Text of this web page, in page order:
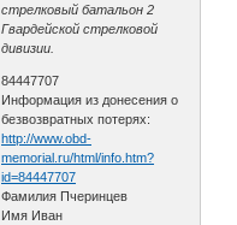
стрелковый батальон 2
Гвардейской стрелковой
дивизии.
84447707
Информация из донесения о
безвозвратных потерях:
http://www.obd-
memorial.ru/html/info.htm?
id=84447707
Фамилия Пчеринцев
Имя Иван